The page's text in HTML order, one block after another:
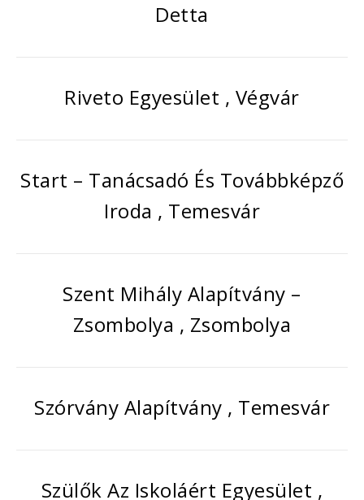
Detta
Riveto Egyesület , Végvár
Start – Tanácsadó És Továbbképző
Iroda , Temesvár
Szent Mihály Alapítvány –
Zsombolya , Zsombolya
Szórvány Alapítvány , Temesvár
Szülők Az Iskoláért Egyesület ,